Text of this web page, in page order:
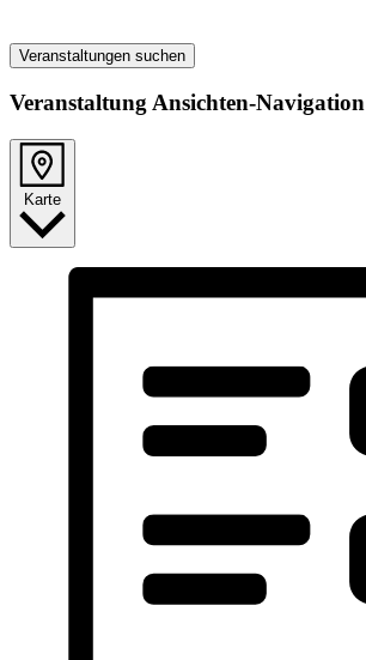
Veranstaltungen suchen
Veranstaltung Ansichten-Navigation
Karte